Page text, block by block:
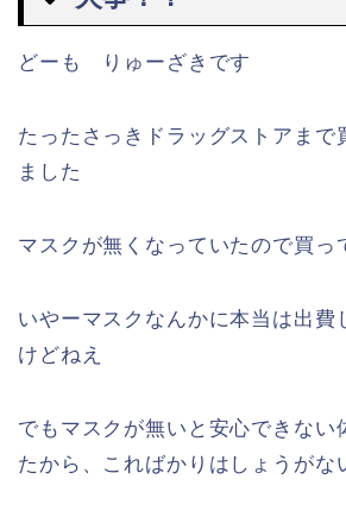
どーも りゅーざきです
たったさっきドラッグストアまで
ました
マスクが無くなっていたので買っ
いやーマスクなんかに本当は出費
けどねえ
でもマスクが無いと安心できない
たから、こればかりはしょうがな